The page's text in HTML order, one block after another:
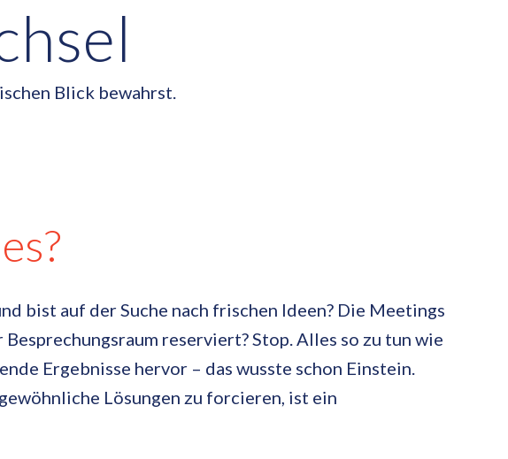
Blick bewahrst.
bist auf der Suche nach frischen Ideen? Die Meetings
reserviert? Stop. Alles so zu tun wie
Ergebnisse hervor – das wusste schon Einstein.
Lösungen zu forcieren, ist ein